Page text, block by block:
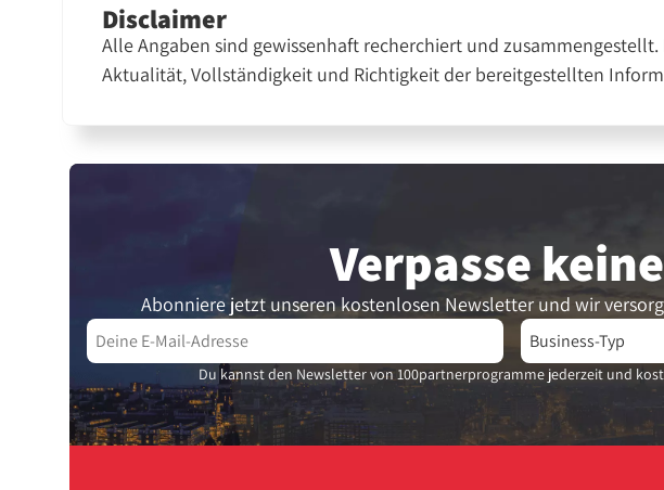
Disclaimer
Alle Angaben sind gewissenhaft recherchiert und
Aktualität, Vollständigkeit und Richtigkeit der bereitgestellten
Verpasse
Abonniere jetzt unseren kostenlosen Newsletter und wir
Du kannst den Newsletter von 100partnerprogramme jederzeit und